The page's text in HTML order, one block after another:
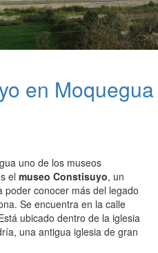
en Moquegua
uno de los museos
el museo Constisuyo, un
conocer más del legado
Se encuentra en la calle
ubicado dentro de la iglesia
una antigua iglesia de gran